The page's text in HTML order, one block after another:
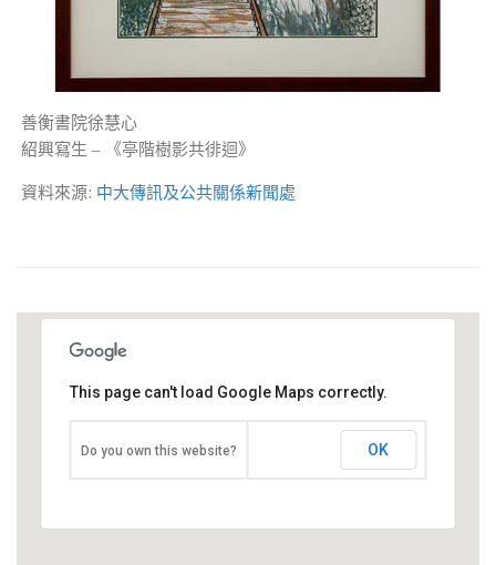
善衡書院徐慧心
紹興寫生 – 《亭階樹影共徘迴》
資料來源: 中大傳訊及公共關係新聞處
This page can't load Google Maps correctly.
Do you own this website? OK